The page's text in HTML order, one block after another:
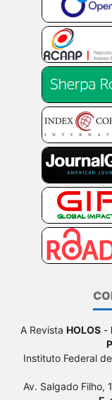
A Revista HOLOS -
Instituto Federal
Av. Salgado Filho,